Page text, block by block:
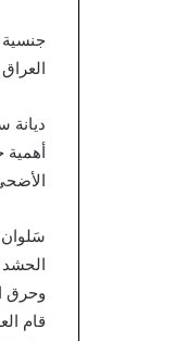
جنسية
العراق عام 1986 وهاجر إلى السويد هاربًا
ديانة
وحرق
قام